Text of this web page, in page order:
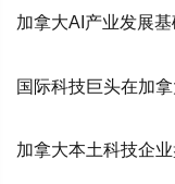
加拿大AI产业发展
国际科技巨头在加
加拿大本土科技企